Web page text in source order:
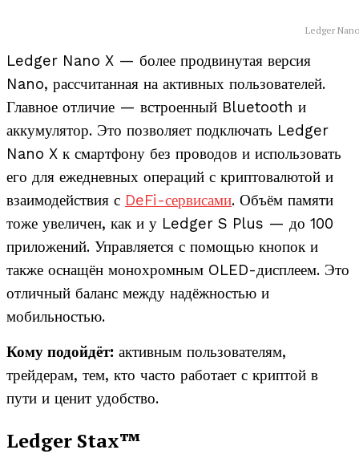
Ledger
Ledger Nano X — более продвинутая версия
Nano, рассчитанная на активных пользователей.
Главное отличие — встроенный Bluetooth и
аккумулятор. Это позволяет подключать Ledger
Nano X к смартфону без проводов и использовать
его для ежедневных операций с криптовалютой и
взаимодействия с DeFi-сервисами. Объём памяти
тоже увеличен, как и у Ledger S Plus — до 100
приложений. Управляется с помощью кнопок и
также оснащён монохромным OLED-дисплеем. Это
отличный баланс между надёжностью и
мобильностью.
Кому подойдёт: активным пользователям,
трейдерам, тем, кто часто работает с криптой в
пути и ценит удобство.
Ledger Stax™